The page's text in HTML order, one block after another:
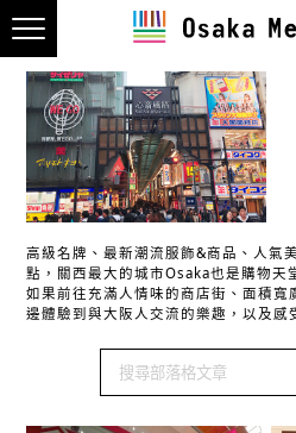
高級名牌、最新潮流服飾&商品、人氣
點，關西最大的城市Osaka也是購物天
如果前往充滿人情味的商店街、面積寬
邊體驗到與大阪人交流的樂趣，以及感